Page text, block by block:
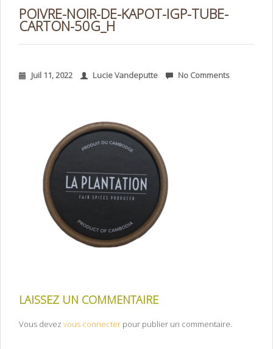
POIVRE-NOIR-DE-KAPOT-IGP-TUBE-
CARTON-50G_H
Juil 11, 2022 Lucie Vandeputte No Comments
LAISSEZ UN COMMENTAIRE
Vous devez vous connecter pour publier un commentaire.